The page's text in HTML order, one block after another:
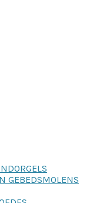
GEBEDSMOLENS